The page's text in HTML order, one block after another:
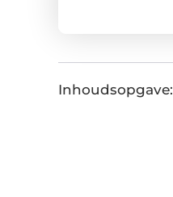
Inhoudsopgave: